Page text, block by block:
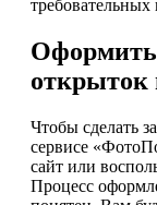
требовательных
Оформить
открыток
Чтобы сделать
сервисе
сайт или
Процесс